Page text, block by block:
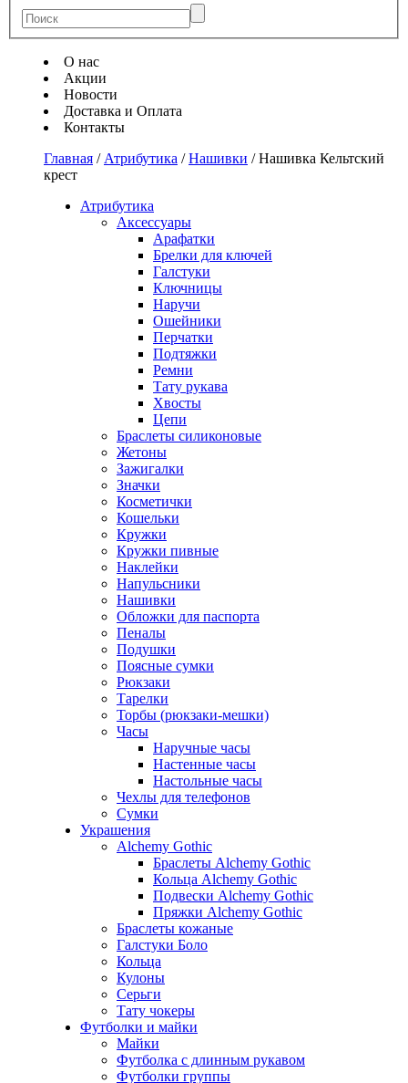
О нас
Акции
Новости
Доставка и Оплата
Контакты
Главная / Атрибутика /Нашивки /Нашивка Кельтский
крест
Атрибутика
Аксессуары
Арафатки
Брелки для ключей
Галстуки
Ключницы
Наручи
Ошейники
Перчатки
Подтяжки
Ремни
Тату рукава
Хвосты
Цепи
Браслеты силиконовые
Жетоны
Зажигалки
Значки
Косметички
Кошельки
Кружки
Кружки пивные
Наклейки
Напульсники
Нашивки
Обложки для паспорта
Пеналы
Подушки
Поясные сумки
Рюкзаки
Тарелки
Торбы (рюкзаки-мешки)
Часы
Наручные часы
Настенные часы
Настольные часы
Чехлы для телефонов
Сумки
Украшения
Alchemy Gothic
Браслеты Alchemy Gothic
Кольца Alchemy Gothic
Подвески Alchemy Gothic
Пряжки Alchemy Gothic
Браслеты кожаные
Галстуки Боло
Кольца
Кулоны
Серьги
Тату чокеры
Футболки и майки
Майки
Футболка с длинным рукавом
Футболки группы